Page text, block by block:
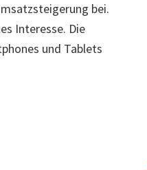
bei.
Interesse. Die
und Tablets